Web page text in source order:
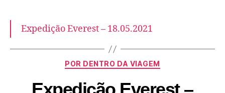
Expedição Everest – 18.05.2021
POR DENTRO DA VIAGEM